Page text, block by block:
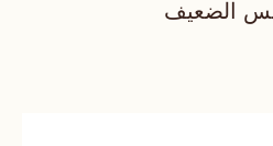
الضعيف